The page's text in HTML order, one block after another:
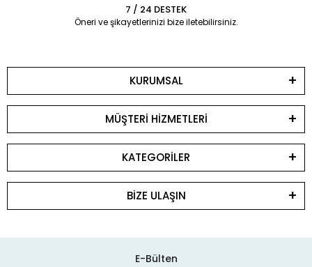
7 / 24 DESTEK
Öneri ve şikayetlerinizi bize iletebilirsiniz.
KURUMSAL
MÜŞTERİ HİZMETLERİ
KATEGORİLER
BİZE ULAŞIN
E-Bülten